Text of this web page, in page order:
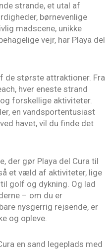
strande, et utal af
børnevenlige
madscene, unikke
vejr, har Playa del
de største attraktioner. Fra
hver eneste strand
forskellige aktiviteter.
en vandsportentusiast
havet, vil du finde det
der gør Playa del Cura til
et væld af aktiviteter, lige
golf og dykning. Og lad
– om du er
nysgerrig rejsende, er
og opleve.
en sand legeplads med